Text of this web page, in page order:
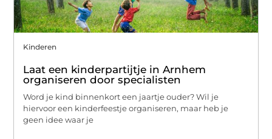
Kinderen
Laat een kinderpartijtje in Arnhem
organiseren door specialisten
Word je kind binnenkort een jaartje ouder? Wil je
hiervoor een kinderfeestje organiseren, maar heb je
geen idee waar je